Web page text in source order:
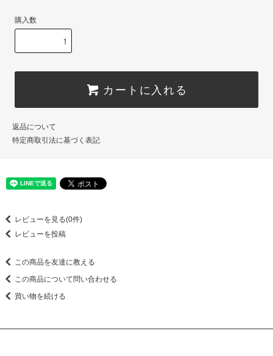
購入数
カートに入れる
返品について
特定商取引法に基づく表記
レビューを見る(0件)
レビューを投稿
この商品を友達に教える
この商品について問い合わせる
買い物を続ける